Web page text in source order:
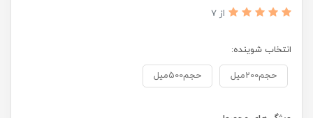
از 7
انتخاب شوینده:
حجم200میل حجم500میل